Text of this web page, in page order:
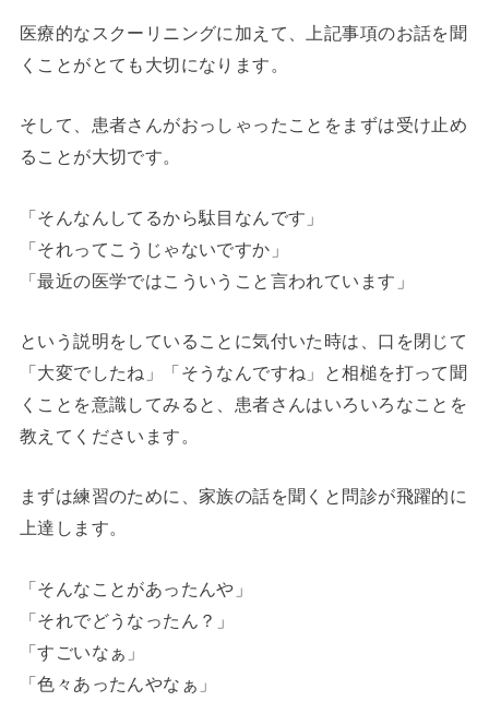
医療的なスクーリニングに加えて、上記事項のお話を聞
くことがとても大切になります。
そして、患者さんがおっしゃったことをまずは受け止め
ることが大切です。
「そんなんしてるから駄目なんです」
「それってこうじゃないですか」
「最近の医学ではこういうこと言われています」
という説明をしていることに気付いた時は、口を閉じて
「大変でしたね」「そうなんですね」と相槌を打って聞
くことを意識してみると、患者さんはいろいろなことを
教えてくださいます。
まずは練習のために、家族の話を聞くと問診が飛躍的に
上達します。
「そんなことがあったんや」
「それでどうなったん？」
「すごいなぁ」
「色々あったんやなぁ」